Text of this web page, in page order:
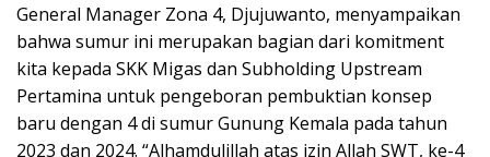
General Manager Zona 4, Djujuwanto, menyampaikan
bahwa sumur ini merupakan bagian dari komitment
kita kepada SKK Migas dan Subholding Upstream
Pertamina untuk pengeboran pembuktian konsep
baru dengan 4 di sumur Gunung Kemala pada tahun
2023 dan 2024. “Alhamdulillah atas izin Allah SWT, ke-4